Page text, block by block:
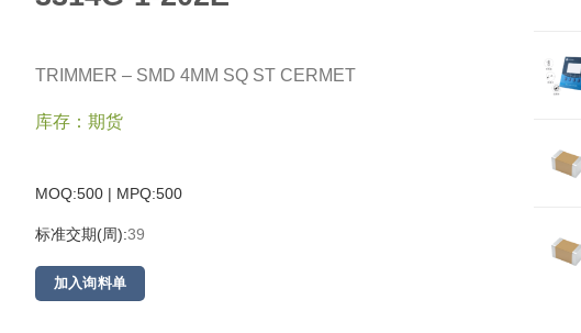
TRIMMER – SMD 4MM SQ ST CERMET
库存：期货
MOQ:500 | MPQ:500
标准交期(周):39
加入询料单